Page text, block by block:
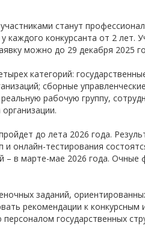
станут
конкурсанта от 2 лет.
можно до 29 декабря 2025
категорий:
сборные
рабочую группу,
до лета 2026 года.
онлайн-тестирования
– в марте-мае 2026 года.
заданий,
рекомендации к
государственных